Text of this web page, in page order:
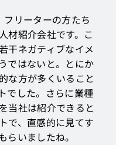
リーターの方たち
材紹介会社です。こ
干ネガティブなイメ
ではないと。とにか
な方が多くいること
でした。さらに業種
当社は紹介できると
で、直感的に見てす
らいましたね。